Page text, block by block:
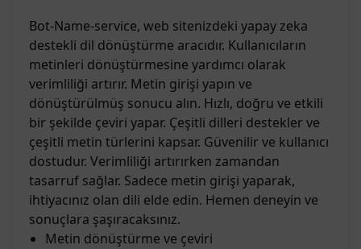
Bot-Name-service, web sitenizdeki yapay zeka
destekli dil dönüştürme aracıdır. Kullanıcıların
metinleri dönüştürmesine yardımcı olarak
verimliliği artırır. Metin girişi yapın ve
dönüştürülmüş sonucu alın. Hızlı, doğru ve etkili
bir şekilde çeviri yapar. Çeşitli dilleri destekler ve
çeşitli metin türlerini kapsar. Güvenilir ve kullanıcı
dostudur. Verimliliği artırırken zamandan
tasarruf sağlar. Sadece metin girişi yaparak,
ihtiyacınız olan dili elde edin. Hemen deneyin ve
sonuçlara şaşıracaksınız.
Metin dönüştürme ve çeviri